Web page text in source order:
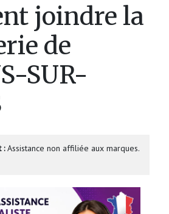
joindre la
de
SUR-
:Assistance non affiliée aux marques.